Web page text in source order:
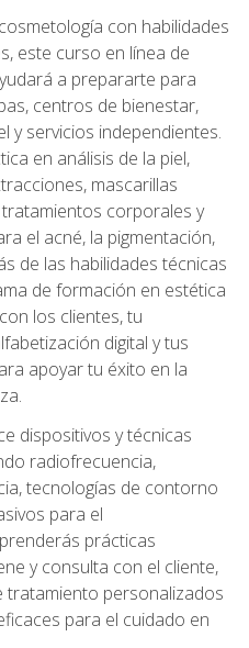
con habilidades
este curso en línea de
a prepararte para
centros de bienestar,
y servicios independientes.
en análisis de la piel,
mascarillas
corporales y
el acné, la pigmentación,
de las habilidades técnicas
de formación en estética
los clientes, tu
digital y tus
apoyar tu éxito en la
dispositivos y técnicas
radiofrecuencia,
tecnologías de contorno
para el
prácticas
y consulta con el cliente,
tratamiento personalizados
para el cuidado en